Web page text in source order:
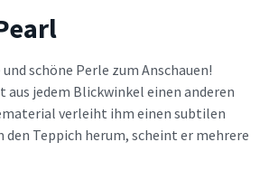
schöne Perle zum Anschauen!
aus jedem Blickwinkel einen anderen
verleiht ihm einen subtilen
den Teppich herum, scheint er mehrere